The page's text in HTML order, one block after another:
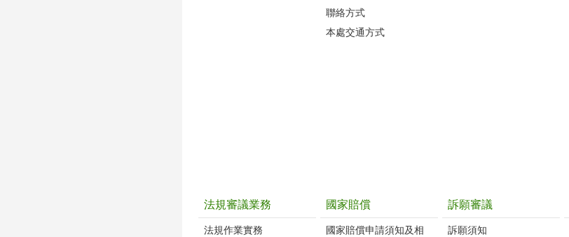
聯絡方式
本處交通方式
法規審議業務
法規作業實務
國家賠償
國家賠償申請須知及相
訴願審議
訴願須知